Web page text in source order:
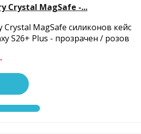
Crystal MagSafe -...
Crystal MagSafe силиконов кейс
S26+ Plus - прозрачен / розов